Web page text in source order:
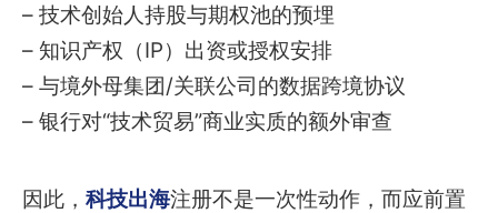
– 技术创始人持股与期权池的预埋
– 知识产权（IP）出资或授权安排
– 与境外母集团/关联公司的数据跨境协议
– 银行对“技术贸易”商业实质的额外审查
因此， 科技出海注册不是一次性动作，而应前置